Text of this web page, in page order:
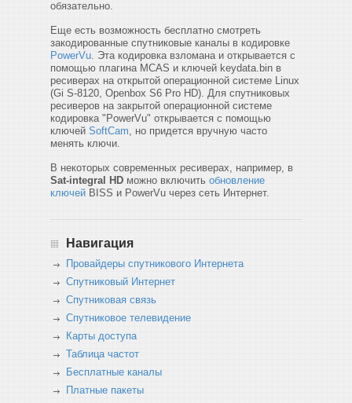
обязательно.
Еще есть возможность бесплатно смотреть
закодированные спутниковые каналы в кодировке
PowerVu. Эта кодировка взломана и открывается с
помощью плагина MCAS и ключей keydata.bin в
ресиверах на открытой операционной системе Linux
(Gi S-8120, Openbox S6 Pro HD). Для спутниковых
ресиверов на закрытой операционной системе
кодировка "PowerVu" открывается с помощью
ключей SoftCam, но придется вручную часто
менять ключи.
В некоторых современных ресиверах, например, в
Sat-integral HD можно включить обновление
ключей BISS и PowerVu через сеть Интернет.
Навигация
Провайдеры спутникового Интернета
Спутниковый Интернет
Спутниковая связь
Спутниковое телевидение
Карты доступа
Таблица частот
Бесплатные каналы
Платные пакеты